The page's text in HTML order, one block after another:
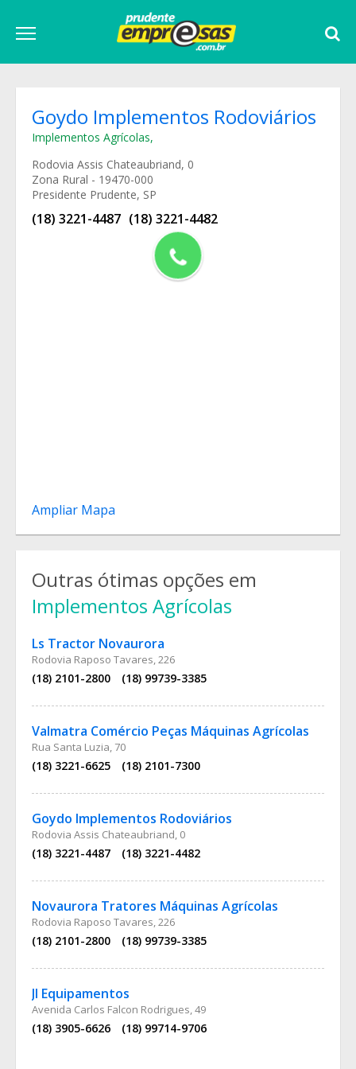
Goydo Implementos Rodoviários
Implementos Agrícolas,
Rodovia Assis Chateaubriand, 0
Zona Rural - 19470-000
Presidente Prudente, SP
(18) 3221-4487 (18) 3221-4482
Ampliar Mapa
Outras ótimas opções em
Implementos Agrícolas
Ls Tractor Novaurora
Rodovia Raposo Tavares, 226
(18) 2101-2800 (18) 99739-3385
Valmatra Comércio Peças Máquinas Agrícolas
Rua Santa Luzia, 70
(18) 3221-6625 (18) 2101-7300
Goydo Implementos Rodoviários
Rodovia Assis Chateaubriand, 0
(18) 3221-4487 (18) 3221-4482
Novaurora Tratores Máquinas Agrícolas
Rodovia Raposo Tavares, 226
(18) 2101-2800 (18) 99739-3385
Jl Equipamentos
Avenida Carlos Falcon Rodrigues, 49
(18) 3905-6626 (18) 99714-9706